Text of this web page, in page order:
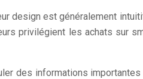
design est généralement
privilégient les achats sur
des informations